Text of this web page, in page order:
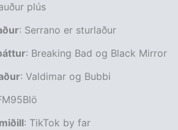
plús
: Serrano er sturlaður
: Breaking Bad og Black Mirror
: Valdimar og Bubbi
: TikTok by far